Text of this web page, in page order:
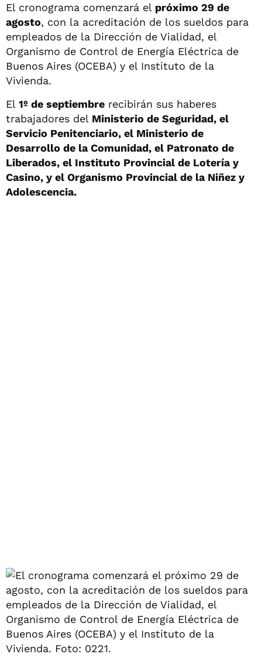
El cronograma comenzará el próximo 29 de
agosto, con la acreditación de los sueldos para
empleados de la Dirección de Vialidad, el
Organismo de Control de Energía Eléctrica de
Buenos Aires (OCEBA) y el Instituto de la
Vivienda.
El 1º de septiembre recibirán sus haberes
trabajadores del Ministerio de Seguridad, el
Servicio Penitenciario, el Ministerio de
Desarrollo de la Comunidad, el Patronato de
Liberados, el Instituto Provincial de Lotería y
Casino, y el Organismo Provincial de la Niñez y
Adolescencia.